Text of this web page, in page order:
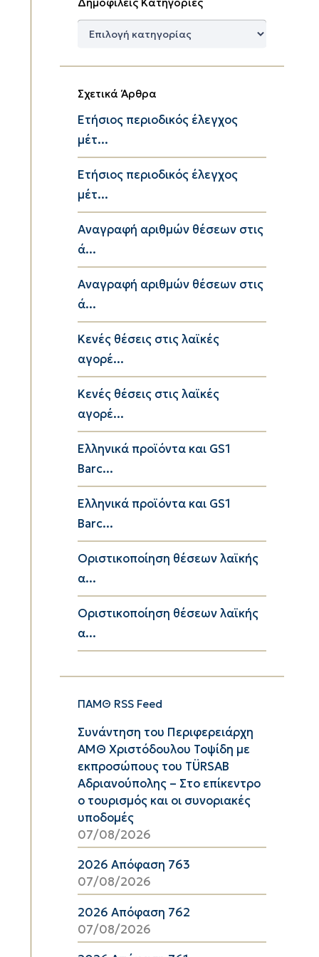
Δημοφιλείς
Σχετικά Άρθρα
Eτήσιος περιοδικός έλεγχος
μέτ...
Eτήσιος περιοδικός έλεγχος
μέτ...
Αναγραφή αριθμών θέσεων στις
ά...
Αναγραφή αριθμών θέσεων στις
ά...
Κενές θέσεις στις λαϊκές
αγορέ...
Κενές θέσεις στις λαϊκές
αγορέ...
Ελληνικά προϊόντα και GS1
Barc...
Ελληνικά προϊόντα και GS1
Barc...
Οριστικοποίηση θέσεων λαϊκής
α...
Οριστικοποίηση θέσεων λαϊκής
α...
ΠΑΜΘ RSS Feed
Συνάντηση του Περιφερειάρχη
ΑΜΘ Χριστόδουλου Τοψίδη με
εκπροσώπους του TÜRSAB
Αδριανούπολης – Στο επίκεντρο
ο τουρισμός και οι συνοριακές
υποδομές
07/08/2026
2026 Απόφαση 763
07/08/2026
2026 Απόφαση 762
07/08/2026